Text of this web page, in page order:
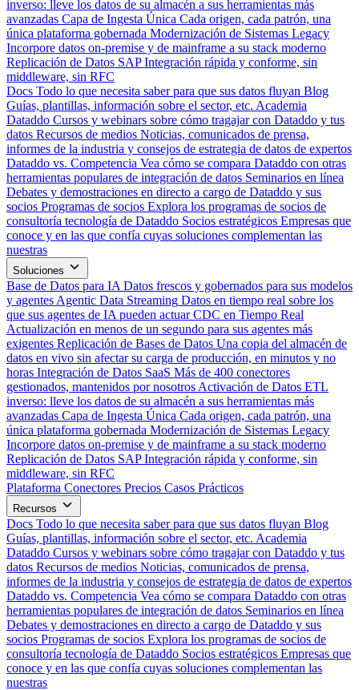
inverso: lleve los datos de su almacén a sus herramientas más
avanzadas Capa de Ingesta Única Cada origen, cada patrón, una
única plataforma gobernada Modernización de Sistemas Legacy
Incorpore datos on-premise y de mainframe a su stack moderno
Replicación de Datos SAP Integración rápida y conforme, sin
middleware, sin RFC
Docs Todo lo que necesita saber para que sus datos fluyan Blog
Guías, plantillas, información sobre el sector, etc. Academia
Dataddo Cursos y webinars sobre cómo tragajar con Dataddo y tus
datos Recursos de medios Noticias, comunicados de prensa,
informes de la industria y consejos de estrategia de datos de expertos
Dataddo vs. Competencia Vea cómo se compara Dataddo con otras
herramientas populares de integración de datos Seminarios en línea
Debates y demostraciones en directo a cargo de Dataddo y sus
socios Programas de socios Explora los programas de socios de
consultoría tecnología de Dataddo Socios estratégicos Empresas que
conoce y en las que confía cuyas soluciones complementan las
nuestras
Soluciones
Base de Datos para IA Datos frescos y gobernados para sus modelos
y agentes Agentic Data Streaming Datos en tiempo real sobre los
que sus agentes de IA pueden actuar CDC en Tiempo Real
Actualización en menos de un segundo para sus agentes más
exigentes Replicación de Bases de Datos Una copia del almacén de
datos en vivo sin afectar su carga de producción, en minutos y no
horas Integración de Datos SaaS Más de 400 conectores
gestionados, mantenidos por nosotros Activación de Datos ETL
inverso: lleve los datos de su almacén a sus herramientas más
avanzadas Capa de Ingesta Única Cada origen, cada patrón, una
única plataforma gobernada Modernización de Sistemas Legacy
Incorpore datos on-premise y de mainframe a su stack moderno
Replicación de Datos SAP Integración rápida y conforme, sin
middleware, sin RFC
Plataforma Conectores Precios Casos Prácticos
Recursos
Docs Todo lo que necesita saber para que sus datos fluyan Blog
Guías, plantillas, información sobre el sector, etc. Academia
Dataddo Cursos y webinars sobre cómo tragajar con Dataddo y tus
datos Recursos de medios Noticias, comunicados de prensa,
informes de la industria y consejos de estrategia de datos de expertos
Dataddo vs. Competencia Vea cómo se compara Dataddo con otras
herramientas populares de integración de datos Seminarios en línea
Debates y demostraciones en directo a cargo de Dataddo y sus
socios Programas de socios Explora los programas de socios de
consultoría tecnología de Dataddo Socios estratégicos Empresas que
conoce y en las que confía cuyas soluciones complementan las
nuestras